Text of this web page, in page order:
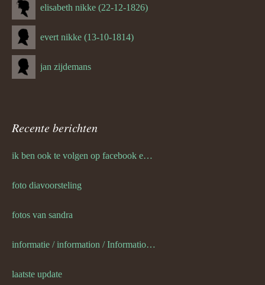
elisabeth nikke (22-12-1826)
evert nikke (13-10-1814)
jan zijdemans
Recente berichten
ik ben ook te volgen op facebook en twitter
foto diavoorsteling
fotos van sandra
informatie / information / Informationen / l information
laatste update